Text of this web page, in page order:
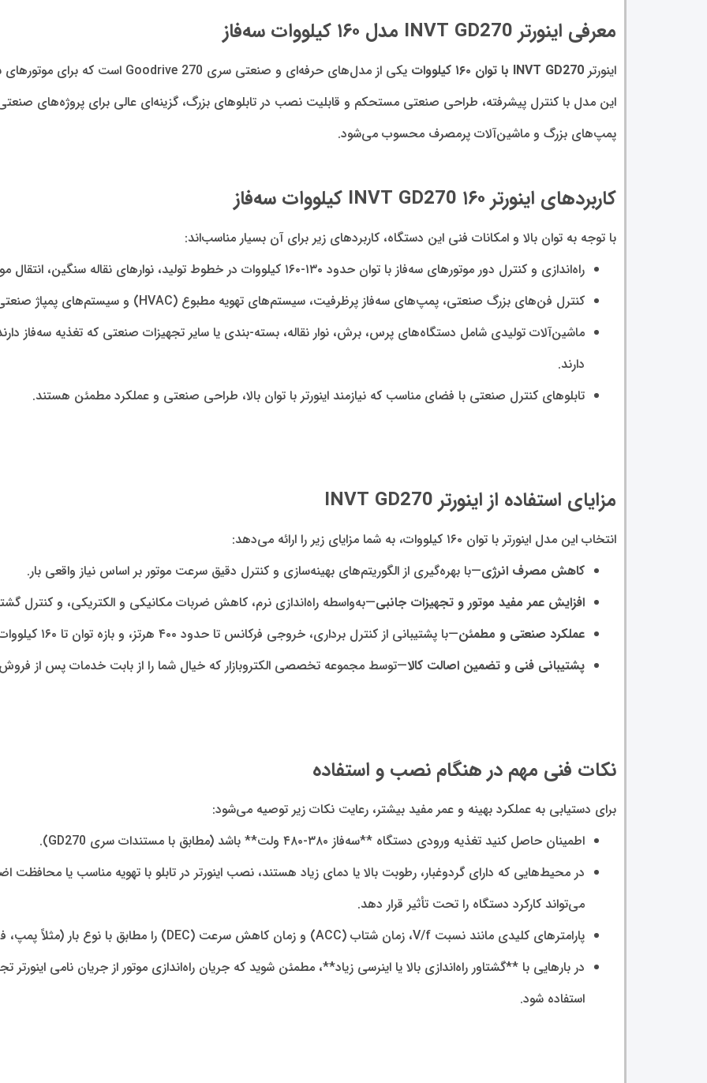
معرفی اینورتر INVT GD270 مدل ۱۶۰ کیلووات سه‌فاز
اینورتر INVT GD270 با توان ۱۶۰ کیلووات
یکی از مدل‌های حرفه‌ای و صنعتی سری Goodrive 270 است که برای موتورهای سه‌فاز با تغذیه ۳۸۰-۴۸۰ ولت طراحی شده است.
این مدل با کنترل پیشرفته، طراحی صنعتی مستحکم و قابلیت نصب در تابلوهای بزرگ، گزینه‌ای عالی برای پروژه‌های
پمپ‌های بزرگ و ماشین‌آلات پر‌مصرف محسوب می‌شود.
کاربردهای اینورتر INVT GD270 ۱۶۰ کیلووات سه‌فاز
با توجه به توان بالا و امکانات فنی این دستگاه، کاربردهای زیر برای آن بسیار مناسب‌اند:
راه‌اندازی و کنترل دور موتورهای سه‌فاز با توان حدود ۱۳۰-۱۶۰ کیلووات در خطوط تولید، نوارهای نقاله سنگین، انتقال مواد یا سازه‌های صنعتی.
کنترل فن‌های بزرگ صنعتی، پمپ‌های سه‌فاز پرظرفیت، سیستم‌های تهویه مطبوع (HVAC) و سیستم‌های پمپاژ صنعتی با نیاز به تنظیم سرعت دقیق.
ماشین‌آلات تولیدی شامل دستگاه‌های پرس، برش، نوار نقاله، بسته-بندی یا سایر تجهیزات صنعتی که تغذیه سه‌فاز دارند
دارند.
تابلوهای کنترل صنعتی با فضای مناسب که نیازمند اینورتر با توان بالا، طراحی صنعتی و عملکرد مطمئن هستند.
مزایای استفاده از اینورتر INVT GD270
انتخاب این مدل اینورتر با توان ۱۶۰ کیلووات، به شما مزایای زیر را ارائه می‌دهد:
کاهش مصرف انرژی—با بهره‌گیری از الگوریتم‌های بهینه‌سازی و کنترل دقیق سرعت موتور بر اساس نیاز واقعی بار.
افزایش عمر مفید موتور و تجهیزات جانبی—به‌واسطه راه‌اندازی نرم، کاهش ضربات مکانیکی و الکتریکی، و کنترل
عملکرد صنعتی و مطمئن—با پشتیبانی از کنترل برداری، خروجی فرکانس تا حدود ۴۰۰ هرتز، و بازه توان تا ۱۶۰ کیلووات و بیشتر.
پشتیبانی فنی و تضمین اصالت کالا—توسط مجموعه تخصصی الکتروبازار که خیال شما را از بابت خدمات پس از
نکات فنی مهم در هنگام نصب و استفاده
برای دستیابی به عملکرد بهینه و عمر مفید بیشتر، رعایت نکات زیر توصیه می‌شود:
اطمینان حاصل کنید تغذیه ورودی دستگاه **سه‌فاز ۳۸۰-۴۸۰ ولت** باشد (مطابق با مستندات سری GD270).
در محیط‌هایی که دارای گردوغبار، رطوبت بالا یا دمای زیاد هستند، نصب اینورتر در تابلو با تهویه مناسب یا
می‌تواند کارکرد دستگاه را تحت تأثیر قرار دهد.
پارامترهای کلیدی مانند نسبت V/f، زمان شتاب (ACC) و زمان کاهش سرعت (DEC) را مطابق با نوع بار (مثلاً پمپ، فن، نوار نقاله) به‌درستی تنظیم نمایید.
در بارهایی با **گشتاور راه‌اندازی بالا یا اینرسی زیاد**، مطمئن شوید که جریان راه‌اندازی موتور از جریان نامی اینورتر
استفاده شود.